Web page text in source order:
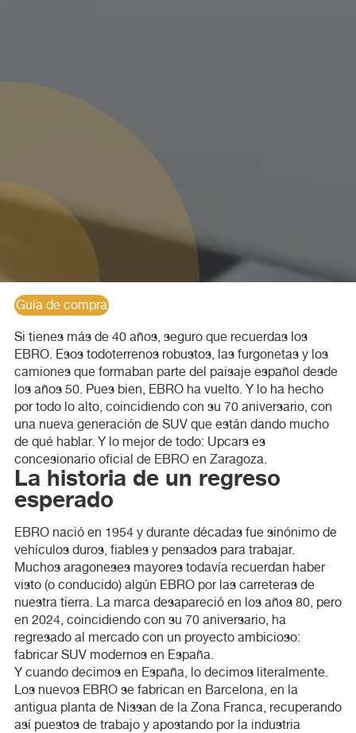
Guía de compra
Si tienes más de 40 años, seguro que recuerdas los
EBRO. Esos todoterrenos robustos, las furgonetas y los
camiones que formaban parte del paisaje español desde
los años 50. Pues bien, EBRO ha vuelto. Y lo ha hecho
por todo lo alto, coincidiendo con su 70 aniversario, con
una nueva generación de SUV que están dando mucho
de qué hablar. Y lo mejor de todo: Upcars es
concesionario oficial de EBRO en Zaragoza.
La historia de un regreso
esperado
EBRO nació en 1954 y durante décadas fue sinónimo de
vehículos duros, fiables y pensados para trabajar.
Muchos aragoneses mayores todavía recuerdan haber
visto (o conducido) algún EBRO por las carreteras de
nuestra tierra. La marca desapareció en los años 80, pero
en 2024, coincidiendo con su 70 aniversario, ha
regresado al mercado con un proyecto ambicioso:
fabricar SUV modernos en España.
Y cuando decimos en España, lo decimos literalmente.
Los nuevos EBRO se fabrican en Barcelona, en la
antigua planta de Nissan de la Zona Franca, recuperando
así puestos de trabajo y apostando por la industria